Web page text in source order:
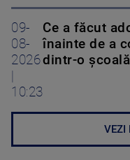
09-
08-
2026
10:23
Ce a făcut
înainte de a
dintr-o
VEZI